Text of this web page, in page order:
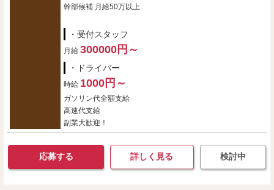
幹部候補 月給50万以上
・受付スタッフ
月給 300000円～
・ドライバー
時給 1000円～
ガソリン代全額支給
高速代支給
副業大歓迎！
応募する 詳しく見る 検討中